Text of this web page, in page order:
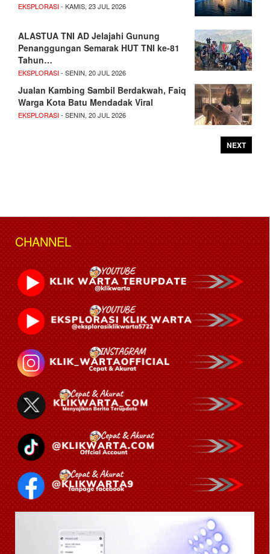
EKSPLORASI- KAMIS, 23 JUL 2026
ALASTUA TNI AD Jelajahi Gunung
Penanggungan Semarak HUT TNI ke-81
Tahun…
EKSPLORASI- SENIN, 20 JUL 2026
Jualan Kambing Sambil Berdakwah, Faiq
Warga Kota Batu Mendadak Viral
EKSPLORASI- SENIN, 20 JUL 2026
NEXT
CHANNEL